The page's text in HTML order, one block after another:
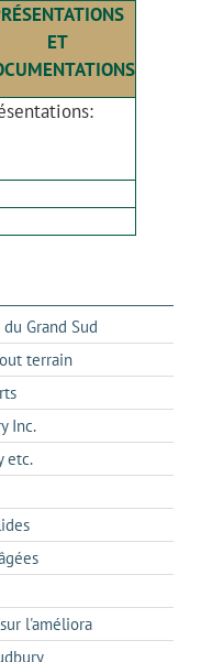
ET
Grand Sud
terrain
Inc.
etc.
l'améliora